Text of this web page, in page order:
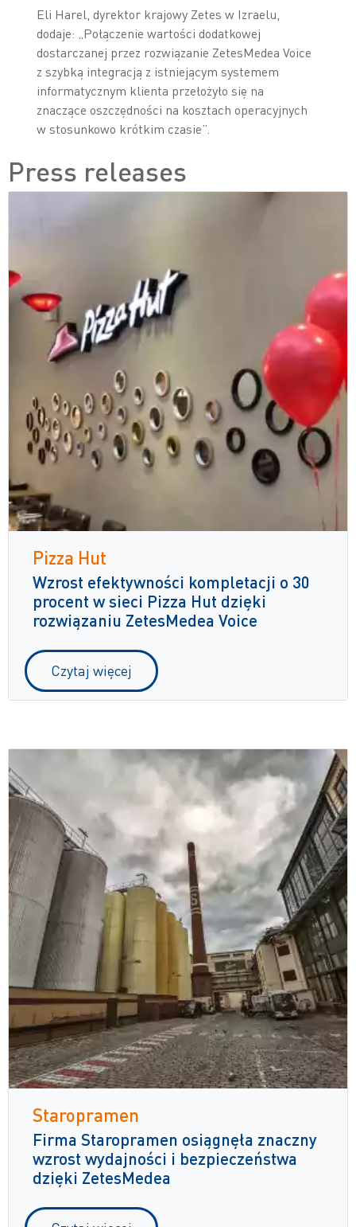
Eli Harel, dyrektor krajowy Zetes w Izraelu,
dodaje: „Połączenie wartości dodatkowej
dostarczanej przez rozwiązanie ZetesMedea Voice
z szybką integracją z istniejącym systemem
informatycznym klienta przełożyło się na
znaczące oszczędności na kosztach operacyjnych
w stosunkowo krótkim czasie”.
Press releases
Pizza Hut
Wzrost efektywności kompletacji o 30
procent w sieci Pizza Hut dzięki
rozwiązaniu ZetesMedea Voice
Czytaj więcej
Staropramen
Firma Staropramen osiągnęła znaczny
wzrost wydajności i bezpieczeństwa
dzięki ZetesMedea